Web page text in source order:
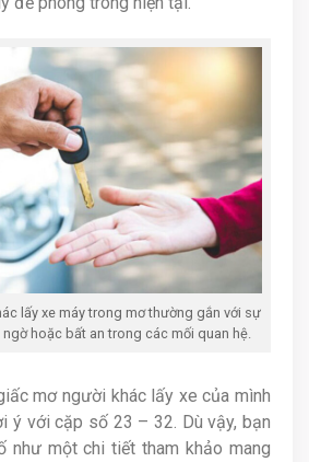
lấy xe máy trong mơ thường gắn với sự
hoặc bất an trong các mối quan hệ.
mơ người khác lấy xe của mình
ý với cặp số 23 – 32. Dù vậy, bạn
như một chi tiết tham khảo mang